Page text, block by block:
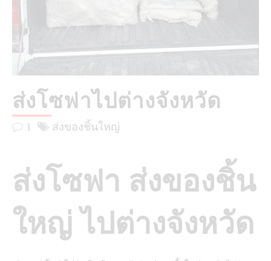
ส่งโซฟาไปต่างจังหวัด
1 ส่งของชิ้นใหญ่
ส่งโซฟา ส่งของชิ้น
ใหญ่ ไปต่างจังหวัด